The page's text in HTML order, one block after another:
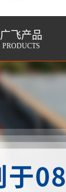
广飞产品
PRODUCTS